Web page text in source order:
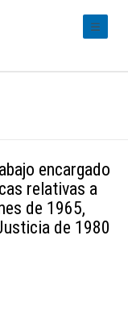
encargado
relativas a
de 1965,
de 1980